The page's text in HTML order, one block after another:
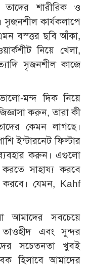
শারীরিক ও
সৃজনশীল কার্যকলাপে
বস্ত্তর ছবি আঁকা,
নিয়ে খেলা,
সৃজনশীল কাজে
মন্দ দিক নিয়ে
করুন, তারা কী
কেমন লাগছে।
ইন্টারনেট ফিল্টার
ব্যবহার করুন। এগুলো
করতে সাহায্য করবে
করবে। যেমন, Kahf
আমাদের সবচেয়ে
এবং সুন্দর
সচেতনতা খুবই
হিসাবে আমাদের